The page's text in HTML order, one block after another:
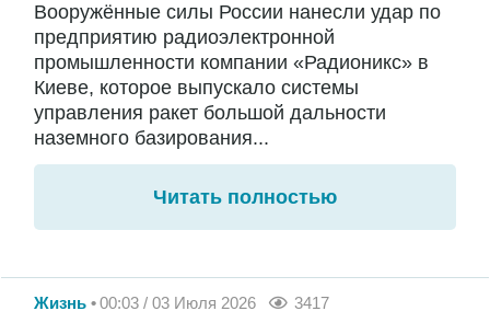
Вооружённые силы России нанесли удар по
предприятию радиоэлектронной
промышленности компании «Радионикс» в
Киеве, которое выпускало системы
управления ракет большой дальности
наземного базирования...
Читать полностью
Жизнь 00:03 / 03 Июля 2026 3417